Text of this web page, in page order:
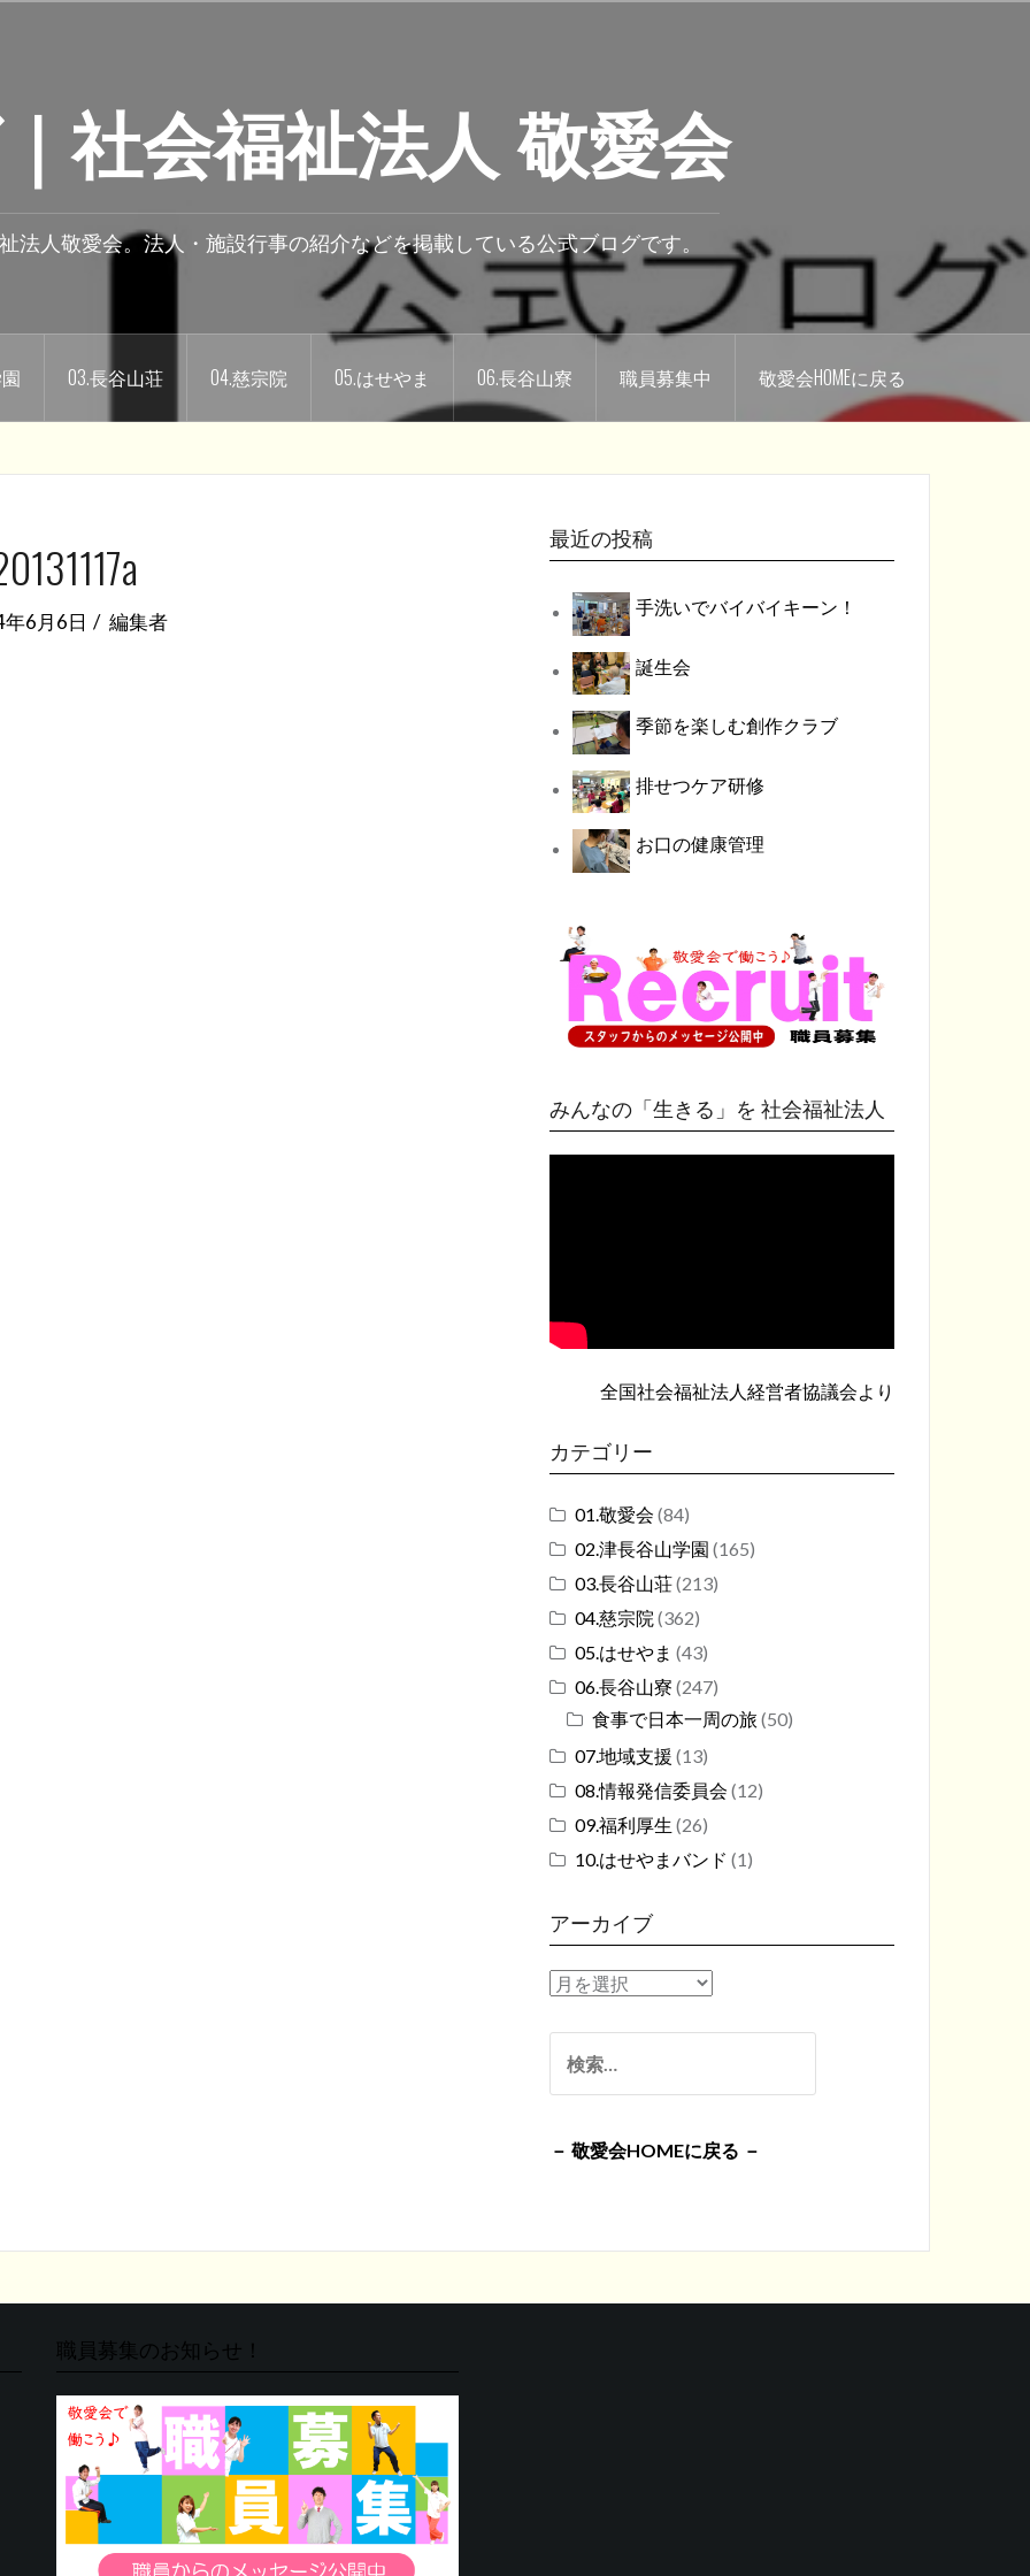
社会福祉法人 敬愛会
法人敬愛会。法人・施設行事の紹介などを掲載している公式ブログです。
03.長谷山荘 04.慈宗院 05.はせやま 06.長谷山寮 職員募集中 敬愛会HOMEに戻る
6月6日 編集者
最近の投稿
手洗いでバイバイキーン！
誕生会
季節を楽しむ創作クラブ
排せつケア研修
お口の健康管理
みんなの「生きる」を 社会福祉法人
全国社会福祉法人経営者協議会より
カテゴリー
01.敬愛会 (84)
02.津長谷山学園 (165)
03.長谷山荘(213)
04.慈宗院 (362)
05.はせやま (43)
06.長谷山寮 (247)
食事で日本一周の旅 (50)
07.地域支援 (13)
08.情報発信委員会 (12)
09.福利厚生 (26)
10.はせやまバンド (1)
アーカイブ
ア
カ
ブ
索:
－ 敬愛会HOMEに戻る －
職員募集のお知らせ！